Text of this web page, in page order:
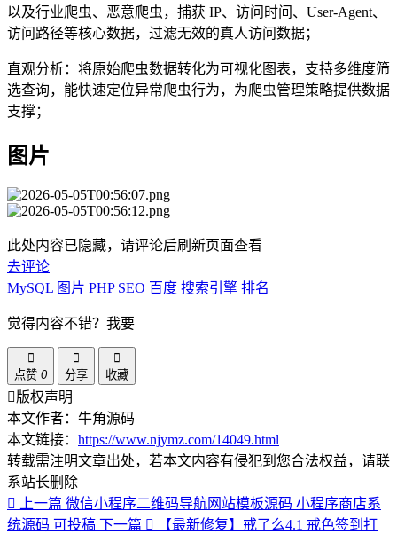
以及行业爬虫、恶意爬虫，捕获 IP、访问时间、User-Agent、
访问路径等核心数据，过滤无效的真人访问数据；
直观分析：将原始爬虫数据转化为可视化图表，支持多维度筛
选查询，能快速定位异常爬虫行为，为爬虫管理策略提供数据
支撑；
图片
此处内容已隐藏，请评论后刷新页面查看
去评论
MySQL 图片 PHP SEO 百度 搜索引擎 排名
觉得内容不错？我要
点赞 0 分享 收藏
版权声明
本文作者：牛角源码
本文链接： https://www.njymz.com/14049.html
转载需注明文章出处，若本文内容有侵犯到您合法权益，请联
系站长删除
上一篇 微信小程序二维码导航网站模板源码 小程序商店系
统源码 可投稿 下一篇
【最新修复】戒了么4.1 戒色签到打